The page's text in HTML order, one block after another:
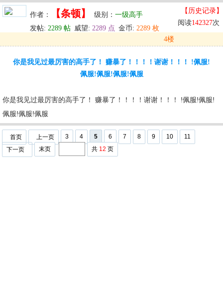
作者： 【条顿】 级别： 一级高手
发帖: 2289 帖 威望: 2289 点 金币: 2289 枚
【历史记录】
阅读142327次
4楼
回复 u 编辑 u
你是我见过最厉害的高手了！ 赚暴了！！！！谢谢！！！ !佩服!
佩服!佩服!佩服!佩服
你是我见过最厉害的高手了！ 赚暴了！！！！谢谢！！！ !佩服!佩服!
佩服!佩服!佩服
首页 上一页 3 4 5 6 7 8 9 10
11
下一页
末页 共 12 页